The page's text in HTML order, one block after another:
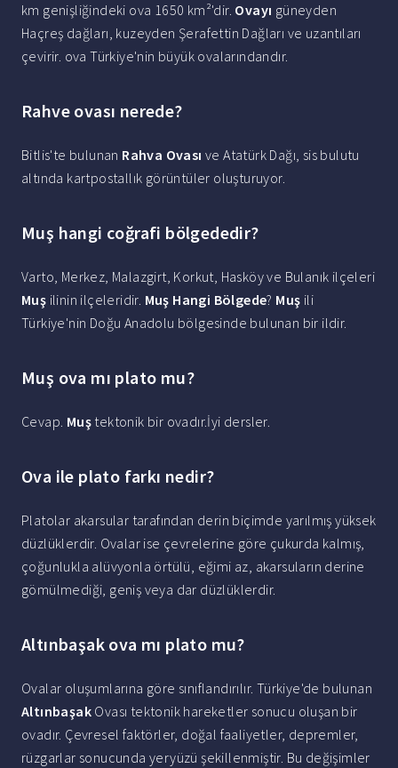
km genişliğindeki ova 1650 km²'dir. Ovayı güneyden
Haçreş dağları, kuzeyden Şerafettin Dağları ve uzantıları
çevirir. ova Türkiye'nin büyük ovalarındandır.
Rahve ovası nerede?
Bitlis'te bulunan Rahva Ovası ve Atatürk Dağı, sis bulutu
altında kartpostallık görüntüler oluşturuyor.
Muş hangi coğrafi bölgededir?
Varto, Merkez, Malazgirt, Korkut, Hasköy ve Bulanık ilçeleri
Muş ilinin ilçeleridir. Muş Hangi Bölgede? Muş ili
Türkiye'nin Doğu Anadolu bölgesinde bulunan bir ildir.
Muş ova mı plato mu?
Cevap. Muş tektonik bir ovadır.İyi dersler.
Ova ile plato farkı nedir?
Platolar akarsular tarafından derin biçimde yarılmış yüksek
düzlüklerdir. Ovalar ise çevrelerine göre çukurda kalmış,
çoğunlukla alüvyonla örtülü, eğimi az, akarsuların derine
gömülmediği, geniş veya dar düzlüklerdir.
Altınbaşak ova mı plato mu?
Ovalar oluşumlarına göre sınıflandırılır. Türkiye'de bulunan
Altınbaşak Ovası tektonik hareketler sonucu oluşan bir
ovadır. Çevresel faktörler, doğal faaliyetler, depremler,
rüzgarlar sonucunda yeryüzü şekillenmiştir. Bu değişimler